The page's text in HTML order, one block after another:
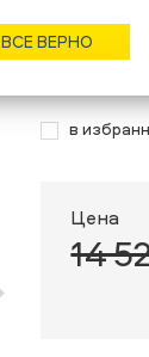
Очки
в
Цена
14
ВСЕ ВЕРНО